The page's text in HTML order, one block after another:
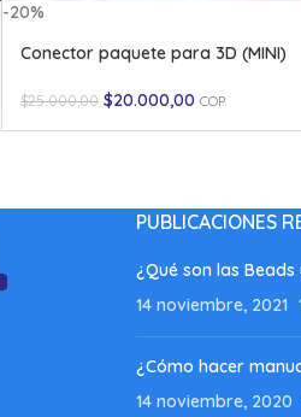
-20%
Conector paquete para 3D (MINI)
$25.000,00 $20.000,00 COP
PUBLICACIONES
¿Qué son las
14 noviembre, 2021
¿Cómo hacer
14 noviembre, 2020